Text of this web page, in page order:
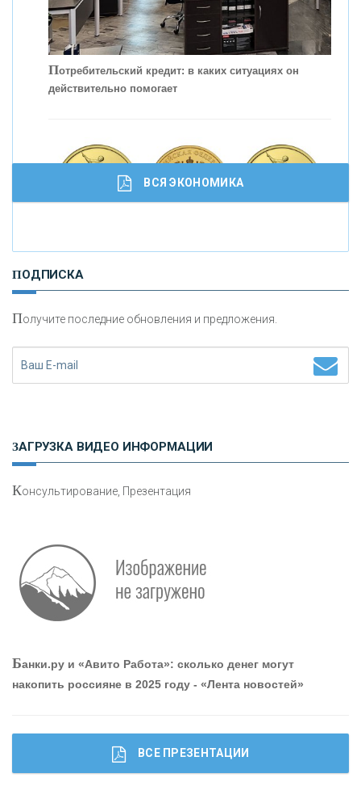
Скорость - один из главных трендов в
кредитовании бизнеса - «Интервью»
Работа мечты. Что банки делают для того, чтобы
привлечь и удержать персонал - «Интервью»
Потребительский кредит: в каких ситуациях он
действительно помогает
И
сохранения и увеличения капитала
ВСЯ ЭКОНОМИКА
ПОДПИСКА
Получите последние обновления и предложения.
ЗАГРУЗКА ВИДЕО ИНФОРМАЦИИ
Консультирование, Презентация
Банки.ру и «Авито Работа»: сколько денег могут
накопить россияне в 2025 году - «Лента новостей»
ВСЕ ПРЕЗЕНТАЦИИ